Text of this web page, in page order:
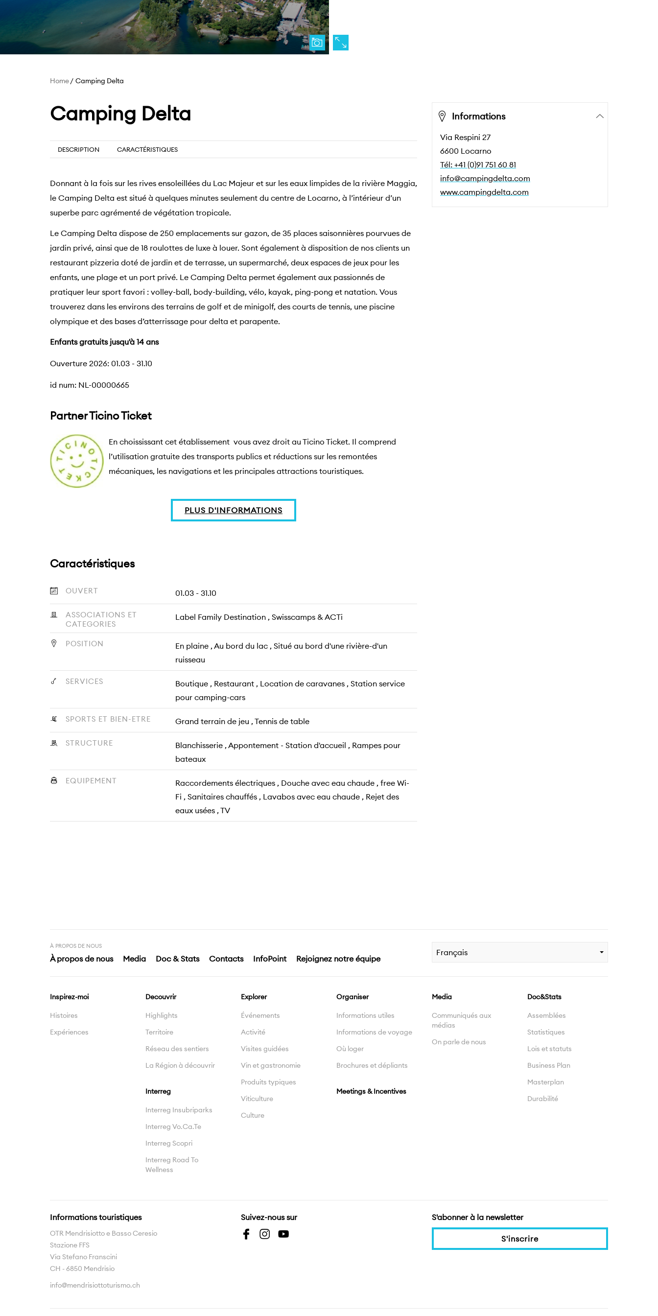
Home Camping Delta
Camping Delta Informations
Via Respini 27
6600 Locarno
Tél: +41 (0)91 751 60 81
info@campingdelta.com
www.campingdelta.com
DESCRIPTION CARACTÉRISTIQUES
Donnant à la fois sur les rives ensoleillées du Lac Majeur et sur les eaux limpides de la rivière Maggia,
le Camping Delta est situé à quelques minutes seulement du centre de Locarno, à l’intérieur d’un
superbe parc agrémenté de végétation tropicale.
Le Camping Delta dispose de 250 emplacements sur gazon, de 35 places saisonnières pourvues de
jardin privé, ainsi que de 18 roulottes de luxe à louer. Sont également à disposition de nos clients un
restaurant pizzeria doté de jardin et de terrasse, un supermarché, deux espaces de jeux pour les
enfants, une plage et un port privé. Le Camping Delta permet également aux passionnés de
pratiquer leur sport favori : volley-ball, body-building, vélo, kayak, ping-pong et natation. Vous
trouverez dans les environs des terrains de golf et de minigolf, des courts de tennis, une piscine
olympique et des bases d’atterrissage pour delta et parapente.
Enfants gratuits jusqu'à 14 ans
Ouverture 2026: 01.03 - 31.10
id num: NL-00000665
Partner Ticino Ticket
En choississant cet établissement  vous avez droit au Ticino Ticket. Il comprend
l’utilisation gratuite des transports publics et réductions sur les remontées
mécaniques, les navigations et les principales attractions touristiques.
PLUS D'INFORMATIONS
Caractéristiques
OUVERT 01.03 - 31.10
ASSOCIATIONS ET
CATEGORIES
Label Family Destination , Swisscamps & ACTi
POSITION
En plaine , Au bord du lac , Situé au bord d'une rivière-d'un
ruisseau
SERVICES
Boutique , Restaurant , Location de caravanes , Station service
pour camping-cars
SPORTS ET BIEN-ETRE Grand terrain de jeu , Tennis de table
STRUCTURE
Blanchisserie , Appontement - Station d'accueil , Rampes pour
bateaux
EQUIPEMENT
Raccordements électriques , Douche avec eau chaude , free Wi-
Fi , Sanitaires chauffés , Lavabos avec eau chaude , Rejet des
eaux usées , TV
À PROPOS DE NOUS
À propos de nous Media Doc & Stats Contacts InfoPoint Rejoignez notre équipe
Français
Inspirez-moi
Histoires
Expériences
Decouvrir
Highlights
Territoire
Réseau des sentiers
La Région à découvrir
Interreg
Interreg Insubriparks
Interreg Vo.Ca.Te
Interreg Scopri
Interreg Road To
Wellness
Explorer
Événements
Activité
Visites guidées
Vin et gastronomie
Produits typiques
Viticulture
Culture
Organiser
Informations utiles
Informations de voyage
Où loger
Brochures et dépliants
Meetings & Incentives
Media
Communiqués aux
médias
On parle de nous
Doc&Stats
Assemblées
Statistiques
Lois et statuts
Business Plan
Masterplan
Durabilité
Informations touristiques
OTR Mendrisiotto e Basso Ceresio
Stazione FFS
Via Stefano Franscini
CH - 6850 Mendrisio
info@mendrisiottoturismo.ch
Suivez-nous sur S'abonner à la newsletter
S'inscrire